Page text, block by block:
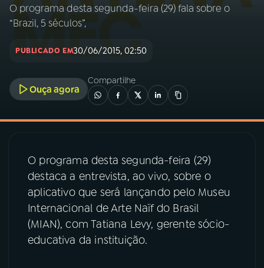
Início AO VIVO
INÍCIO
A RÁDIO
03PROGRAMAÇÃO
04PROGRAMAS
PODCASTS
06VIDEOCASTS
O programa desta segunda-feira (29) fala sobre o
“Brazil, 5 séculos”,
PUBLICADO EM30/06/2015, 02:50
Ouça agora
Compartilhe
O programa desta segunda-feira (29)
destaca a entrevista, ao vivo, sobre o
aplicativo que será lançando pelo Museu
Internacional de Arte Naïf do Brasil
(MIAN), com Tatiana Levy, gerente sócio-
educativa da instituição.